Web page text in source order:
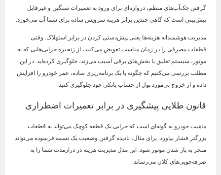
گرفتن چک‌آپ‌های منظم، دروازه‌ای برای ورود به تعمیرات سنگین و غیرقابل
پیش‌بینی است که گاهی چندین برابر هزینه سرویس ساده برای شما آب می‌خورد.
مدیریت هوشمندانه هزینه‌ها یعنی پیش‌دستی کردن در برابر استهلاک. وقتی
قطعات مصرفی را در زمان مناسب تعویض می‌کنید، از زنجیره خرابی‌هایی که به
موتور، سیستم تعلیق یا بخش‌های برقی آسیب می‌زند، جلوگیری کرده‌اید. در این
مطلب بررسی می‌کنیم که چگونه با یک برنامه‌ریزی ساده، عمر خودرو را افزایش
داده و از خروج بی‌مورد پول از حساب بانکی خود جلوگیری کنید.
قانون طلایی پیشگیری در برابر تعمیرات اضطراری
ماهیت خودرو به گونه‌ای است که خرابی یک قطعه کوچک می‌تواند به قطعات
بزرگتر فشار بیاورد. برای مثال، نادیده گرفتن وضعیت یک تسمه فرسوده می‌تواند
منجر به باز شدن موتور شود. این مدل مدیریت هزینه در درازمدت شما را به
صرفه‌جویی‌های کلان می‌رساند.